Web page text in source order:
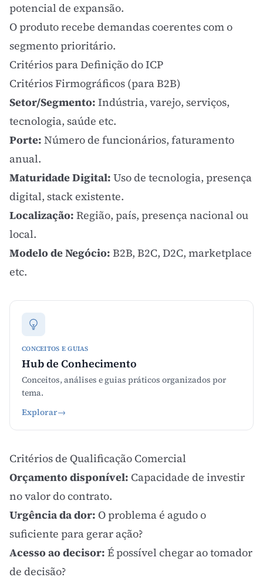
potencial de expansão.
O produto recebe demandas coerentes com o
segmento prioritário.
Critérios para Definição do ICP
Critérios Firmográficos (para B2B)
Setor/Segmento: Indústria, varejo, serviços,
tecnologia, saúde etc.
Porte: Número de funcionários, faturamento
anual.
Maturidade Digital: Uso de tecnologia, presença
digital, stack existente.
Localização: Região, país, presença nacional ou
local.
Modelo de Negócio: B2B, B2C, D2C, marketplace
etc.
CONCEITOS E GUIAS
Hub de Conhecimento
Conceitos, análises e guias práticos organizados por
tema.
Explorar→
Critérios de Qualificação Comercial
Orçamento disponível: Capacidade de investir
no valor do contrato.
Urgência da dor: O problema é agudo o
suficiente para gerar ação?
Acesso ao decisor: É possível chegar ao tomador
de decisão?